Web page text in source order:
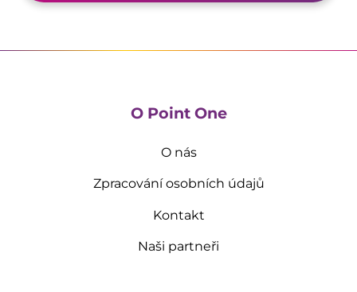
O Point One
O nás
Zpracování osobních údajů
Kontakt
Naši partneři